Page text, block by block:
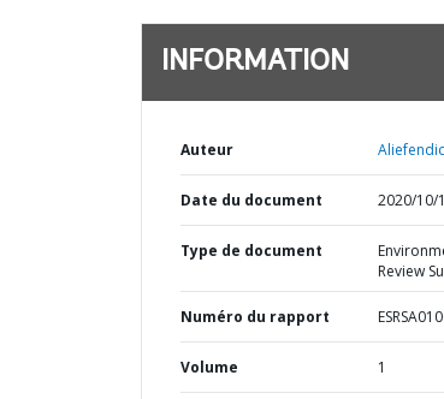
INFORMATION
Auteur
Date du document 2020/10/
Type de document
Review
Numéro du rapport
Volume 1